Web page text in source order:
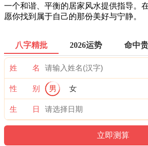
一个和谐、平衡的居家风水提供指导。
愿你找到属于自己的那份美好与宁静。
八字精批 2026运势 命中
姓 名
性 别 男 女
生 日